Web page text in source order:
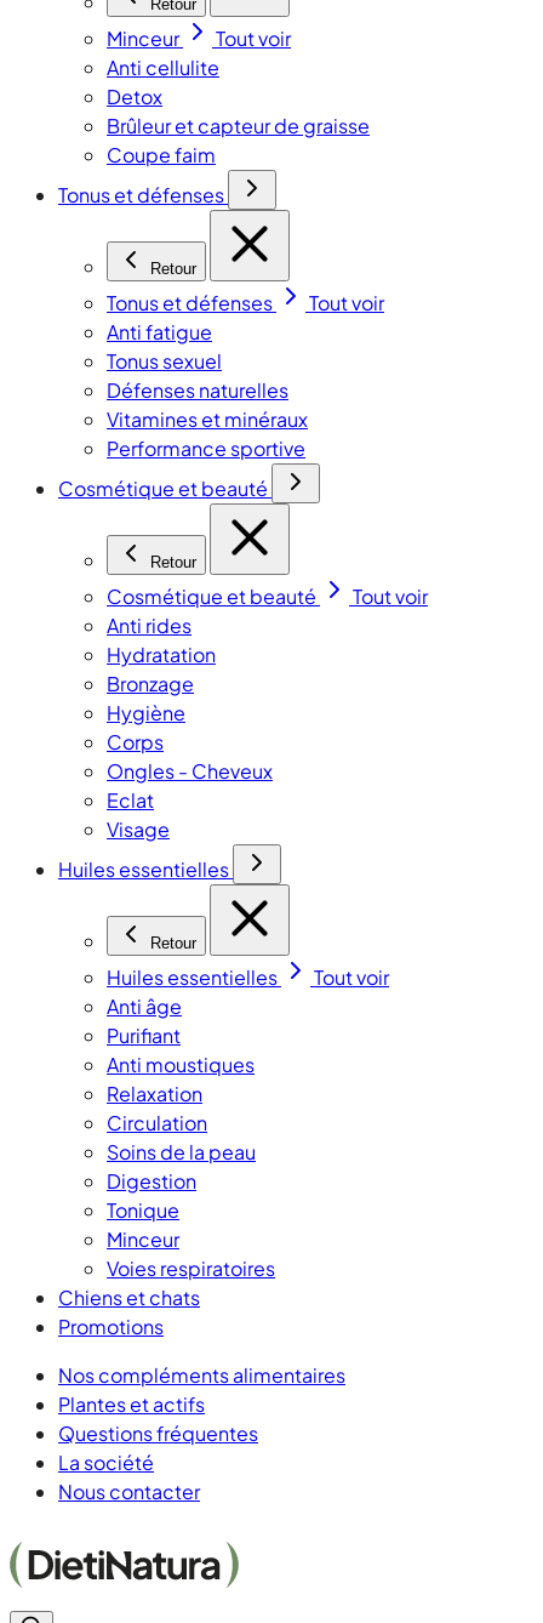
Retour
Minceur
Tout voir
Anti cellulite
Detox
Brûleur et capteur de graisse
Coupe faim
Tonus et défenses
Retour
Tonus et défenses
Tout voir
Anti fatigue
Tonus sexuel
Défenses naturelles
Vitamines et minéraux
Performance sportive
Cosmétique et beauté
Retour
Cosmétique et beauté
Tout voir
Anti rides
Hydratation
Bronzage
Hygiène
Corps
Ongles - Cheveux
Eclat
Visage
Huiles essentielles
Retour
Huiles essentielles
Tout voir
Anti âge
Purifiant
Anti moustiques
Relaxation
Circulation
Soins de la peau
Digestion
Tonique
Minceur
Voies respiratoires
Chiens et chats
Promotions
Nos compléments alimentaires
Plantes et actifs
Questions fréquentes
La société
Nous contacter